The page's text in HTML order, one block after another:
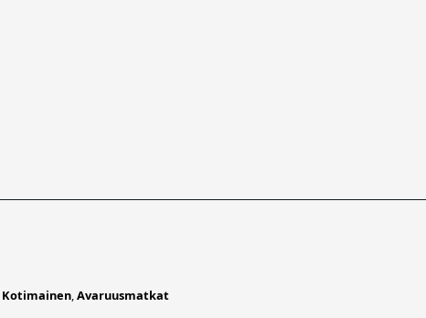
Kotimainen,Avaruusmatkat